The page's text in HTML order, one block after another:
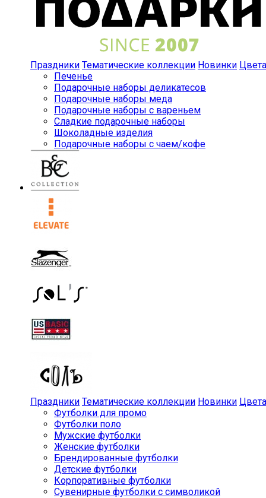
Праздники Тематические коллекции Новинки Цвета
Печенье
Подарочные наборы деликатесов
Подарочные наборы меда
Подарочные наборы с вареньем
Сладкие подарочные наборы
Шоколадные изделия
Подарочные наборы с чаем/кофе
Праздники Тематические коллекции Новинки Цвета
Футболки для промо
Футболки поло
Мужские футболки
Женские футболки
Брендированные футболки
Детские футболки
Корпоративные футболки
Сувенирные футболки с символикой